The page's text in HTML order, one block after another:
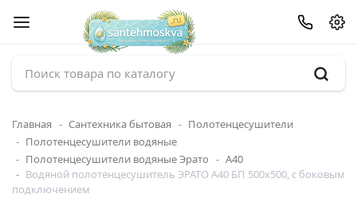
Главная Сантехника бытовая
Полотенцесушители
Полотенцесушители водяные
Полотенцесушители водяные Эрато
А40
Водяной полотенцесушитель ЭРАТО А40 БП 500x500, с боковым
подключением